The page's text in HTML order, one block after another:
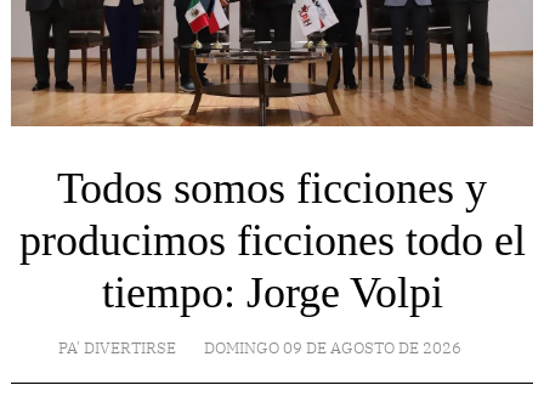
Todos somos ficciones y
producimos ficciones todo el
tiempo: Jorge Volpi
PA' DIVERTIRSE DOMINGO 09 DE AGOSTO DE 2026